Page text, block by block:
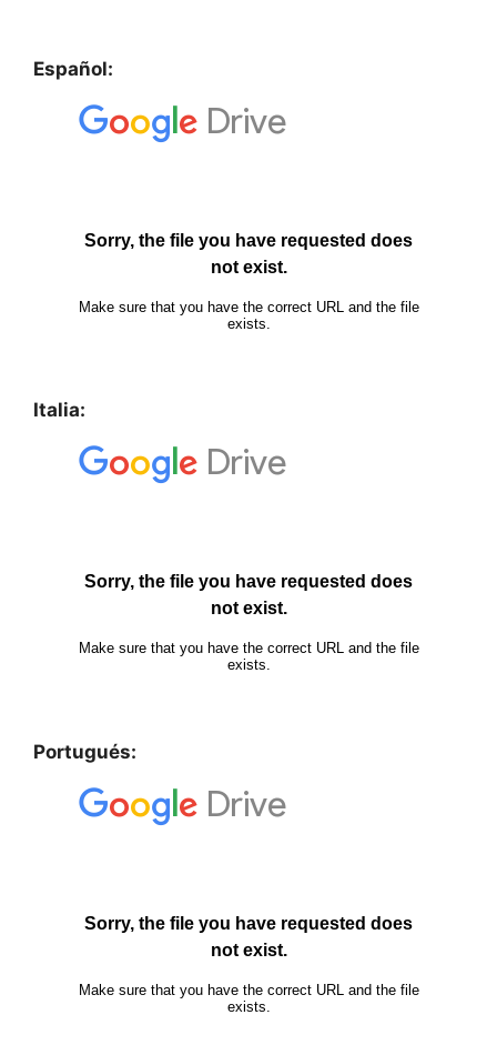
Español:
Italia:
Portugués: